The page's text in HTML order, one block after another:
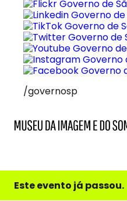
/governosp
e
do
Este evento já passou.